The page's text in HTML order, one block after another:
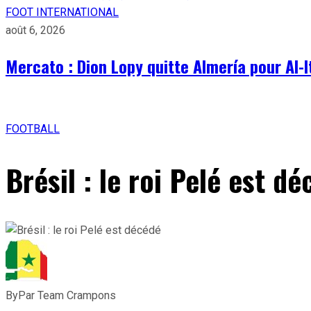
FOOT INTERNATIONAL
août 6, 2026
Mercato : Dion Lopy quitte Almería pour
FOOTBALL
Brésil : le roi Pelé est
ByPar Team Crampons